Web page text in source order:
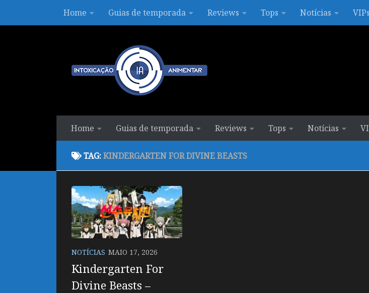
Skip to contentHome Guias de temporada Reviews Tops Notícias VIPs
Home Guias de temporada Reviews Tops Notícias
TAG:KINDERGARTEN FOR DIVINE BEASTS
NOTÍCIAS MAIO 17, 2026
Kindergarten For
Divine Beasts –